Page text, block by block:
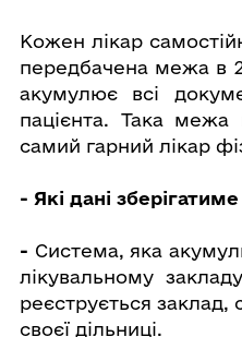
Кожен лікар
передбачена межа в 2
акумулює всі
пацієнта. Така межа
самий гарний лікар
- Які дані
- Система, яка
лікувальному
реєструється заклад,
своєї дільниці.